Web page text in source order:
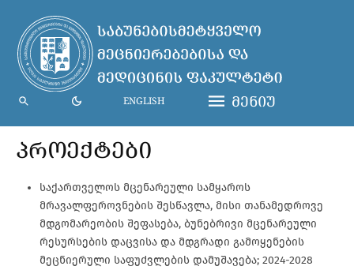
ENGLISH ᲛᲔᲜᲘᲣ
ᲞᲠᲝᲔᲥᲢᲔᲑᲘ
საქართველოს მცენარეული სამყაროს
მრავალფეროვნების შესწავლა, მისი თანამედროვე
მდგომარეობის შეფასება, ბუნებრივი მცენარეული
რესურსების დაცვისა და მდგრადი გამოყენების
მეცნიერული საფუძვლების დამუშავება; 2024-2028